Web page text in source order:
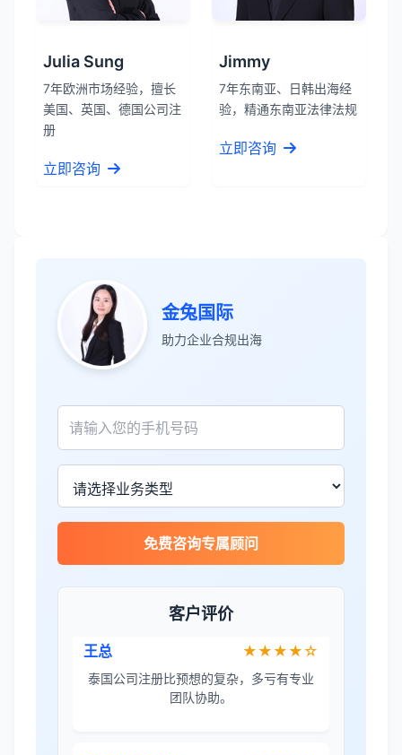
Julia Sung
7年欧洲市场经验，擅长
美国、英国、德国公司注
册
立即咨询
Jimmy
7年东南亚、日韩出海经
验，精通东南亚法律法规
立即咨询
金兔国际
助力企业合规出海
免费咨询专属顾问
客户评价
张先生
服务专业高效，一周就完成了泰国公司注
James Wilson
金兔国际帮我们完成了泰国建厂的所有法
★★★★☆
泰国公司注册比预想的复杂，多亏有专业
Sophie Martin ★★★★★
BOI申请非常顺利，节省了大量时间和成
本。